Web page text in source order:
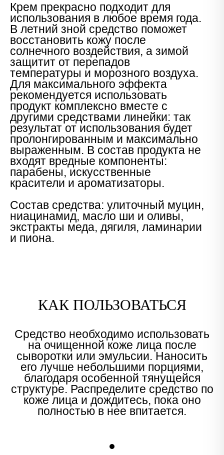
Крем прекрасно подходит для
использования в любое время года.
В летний зной средство поможет
восстановить кожу после
солнечного воздействия, а зимой
защитит от перепадов
температуры и морозного воздуха.
Для максимального эффекта
рекомендуется использовать
продукт комплексно вместе с
другими средствами линейки: так
результат от использования будет
пролонгированным и максимально
выраженным. В состав продукта не
входят вредные компоненты:
парабены, искусственные
красители и ароматизаторы.
Состав средства: улиточный муцин,
ниацинамид, масло ши и оливы,
экстракты меда, дягиля, ламинарии
и пиона.
КАК ПОЛЬЗОВАТЬСЯ
Средство необходимо использовать
на очищенной коже лица после
сыворотки или эмульсии. Наносить
его лучше небольшими порциями,
благодаря особенной тянущейся
структуре. Распределите средство по
коже лица и дождитесь, пока оно
полностью в нее впитается.